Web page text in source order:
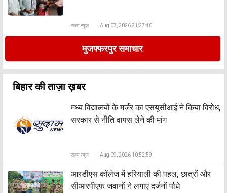
राज्य न्यूज़ Aug 07, 2026 21:27:40
मुजफ्फरपुर समाचार
बिहार की ताज़ा ख़बर
मध्य विद्यालयों के मर्जर का एसयूसीआई ने किया विरोध,
सरकार से नीति वापस लेने की मांग
राज्य न्यूज़ Aug 09, 2026 10:52:59
आरडीएस कॉलेज में हरियाली की पहल, छात्रों और
सीआरपीएफ जवानों ने लगाए दर्जनों पौधे